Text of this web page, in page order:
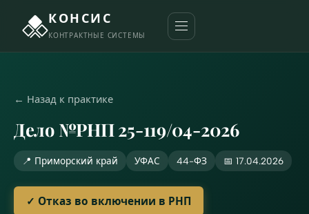
КОНСИС
КОНТРАКТНЫЕ СИСТЕМЫ
← Назад к практике
Дело №РНП 25-119/04-2026
📍 Приморский край УФАС 44-ФЗ 📅 17.04.2026
✓ Отказ во включении в РНП